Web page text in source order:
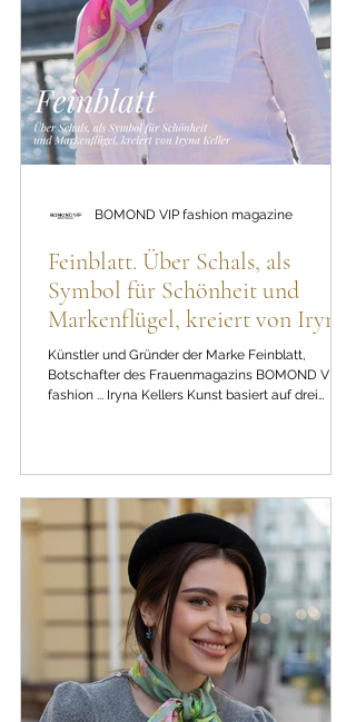
Feinblatt. Über Schals, als
Symbol für Schönheit und
fashion ... Iryna Kellers Kunst basiert auf drei
Säulen - Authentizität, Schönheit und Freiheit. Für
Frau Iryna wurde die Mode zu einer Gelegenheit,
mit einer Frau in der Sprache der Symbole und
Empfindungen zu sprechen. Jeder Feinblatt-Schal
ist eine Kunst, die die Magie von Momenten,
Emotionen und Frauengeschichten bewahrt.
BOMOND VIP fashion magazine